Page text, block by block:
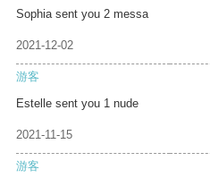
Sophia sent you 2 messa
2021-12-02
游客
Estelle sent you 1 nude
2021-11-15
游客